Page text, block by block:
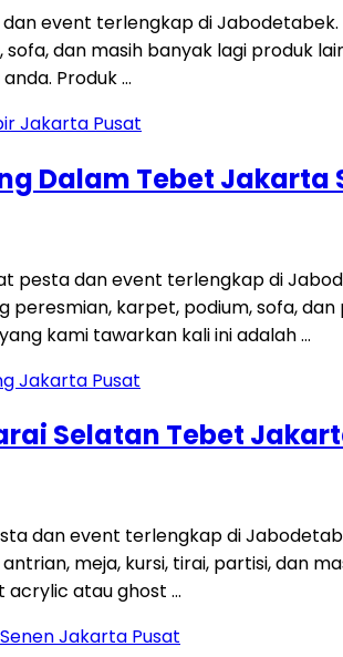
event terlengkap di
dan masih banyak lagi produk
Produk …
Dalam Tebet Jakarta
pesta dan event terlengkap di
karpet, podium, sofa,
kami tawarkan kali ini adalah …
Selatan Tebet
dan event terlengkap di
meja, kursi, tirai, partisi, dan
acrylic atau ghost …